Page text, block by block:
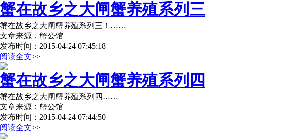
蟹在故乡之大闸蟹养殖系列三
蟹在故乡之大闸蟹养殖系列三！……
文章来源：蟹公馆
发布时间：2015-04-24 07:45:18
阅读全文>>
蟹在故乡之大闸蟹养殖系列四
蟹在故乡之大闸蟹养殖系列四……
文章来源：蟹公馆
发布时间：2015-04-24 07:44:50
阅读全文>>